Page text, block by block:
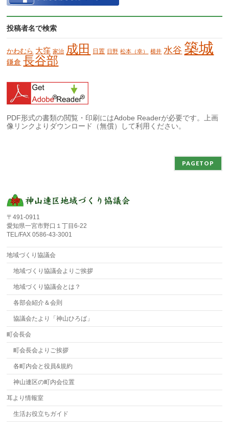
投稿者名で検索
かわむら 大窪 家治 成田 日置 日野 松本（幸） 横井 水谷 築城
鎌倉 長谷部
PDF形式の書類の閲覧・印刷にはAdobe Readerが必要です。上画
像リンクよりダウンロード（無償）して利用ください。
PAGETOP
〒491-0911
愛知県一宮市野口１丁目6-22
TEL/FAX 0586-43-3001
地域づくり協議会
地域づくり協議会よりご挨拶
地域づくり協議会とは？
各部会紹介＆会則
協議会たより「神山ひろば」
町会長会
町会長会よりご挨拶
各町内会と役員&規約
神山連区の町内会位置
耳より情報室
生活お役立ちガイド